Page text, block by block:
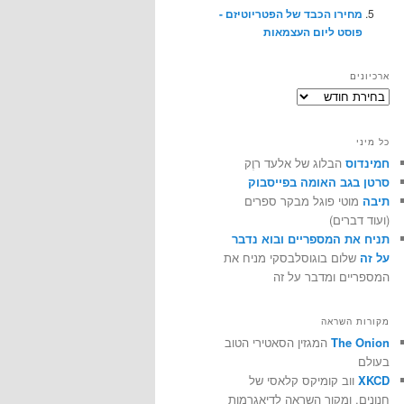
מחירו הכבד של הפטריוטיזם -
פוסט ליום העצמאות
ארכיונים
ארכיונים
כל מיני
חמינדוס הבלוג של אלעד רוֶק
סרטן בגב האומה בפייסבוק
תיבה מוטי פוגל מבקר ספרים
(ועוד דברים)
תניח את המספריים ובוא נדבר
על זה שלום בוגוסלבסקי מניח את
המספריים ומדבר על זה
מקורות השראה
The Onion המגזין הסאטירי הטוב
בעולם
XKCD ווב קומיקס קלאסי של
חנונים, ומקור השראה לדיאגרמות